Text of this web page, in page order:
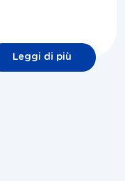
Leggi di più